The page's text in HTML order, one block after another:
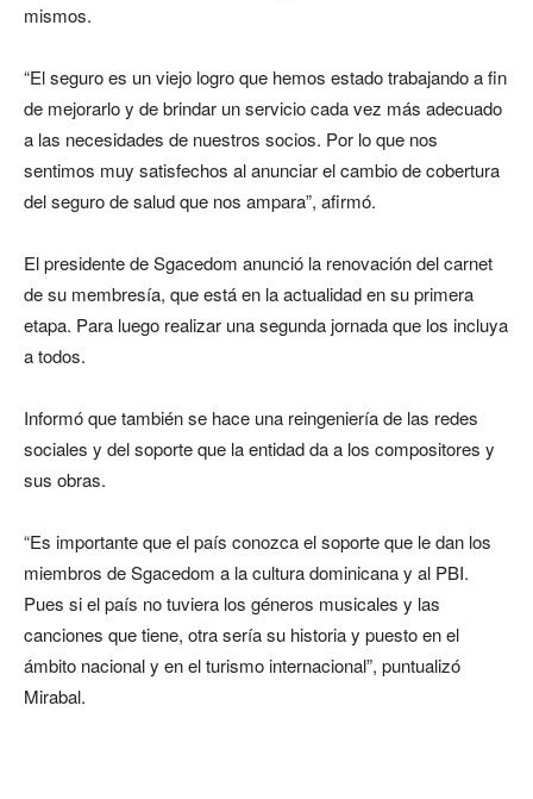
mismos.
“El seguro es un viejo logro que hemos estado trabajando a fin
de mejorarlo y de brindar un servicio cada vez más adecuado
a las necesidades de nuestros socios. Por lo que nos
sentimos muy satisfechos al anunciar el cambio de cobertura
del seguro de salud que nos ampara”, afirmó.
El presidente de Sgacedom anunció la renovación del carnet
de su membresía, que está en la actualidad en su primera
etapa. Para luego realizar una segunda jornada que los incluya
a todos.
Informó que también se hace una reingeniería de las redes
sociales y del soporte que la entidad da a los compositores y
sus obras.
“Es importante que el país conozca el soporte que le dan los
miembros de Sgacedom a la cultura dominicana y al PBI.
Pues si el país no tuviera los géneros musicales y las
canciones que tiene, otra sería su historia y puesto en el
ámbito nacional y en el turismo internacional”, puntualizó
Mirabal.